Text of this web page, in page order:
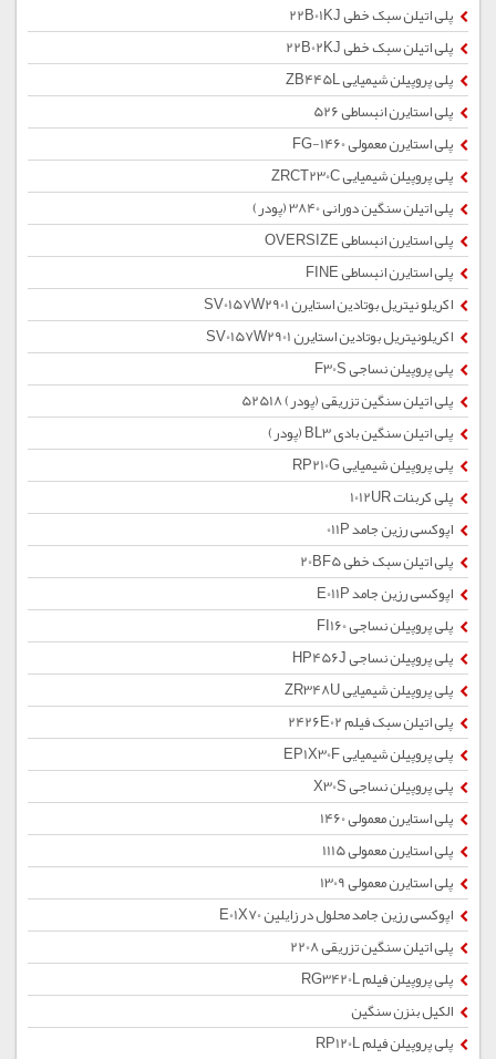
پلی اتیلن سبک خطی 22B01KJ
پلی اتیلن سبک خطی 22B02KJ
پلی پروپیلن شیمیایی ZB445L
پلی استایرن انبساطی 526
پلی استایرن معمولی 1460-FG
پلی پروپیلن شیمیایی ZRCT230C
پلی اتیلن سنگین دورانی 3840 (پودر)
پلی استایرن انبساطی OVERSIZE
پلی استایرن انبساطی FINE
اکریلو نیتریل بوتادین استایرن SV0157W2901
اکریلونیتریل بوتادین استایرن SV0157W2901
پلی پروپیلن نساجی F30S
پلی اتیلن سنگین تزریقی (پودر) 52518
پلی اتیلن سنگین بادی BL3 (پودر)
پلی پروپیلن شیمیایی RP210G
پلی کربنات 1012UR
اپوکسی رزین جامد 011P
پلی اتیلن سبک خطی 20BF5
اپوکسی رزین جامد E011P
پلی پروپیلن نساجی FI160
پلی پروپیلن نساجی HP456J
پلی پروپیلن شیمیایی ZR348U
پلی اتیلن سبک فیلم 2426E02
پلی پروپیلن شیمیایی EP1X30F
پلی پروپیلن نساجی X30S
پلی استایرن معمولی 1460
پلی استایرن معمولی 1115
پلی استایرن معمولی 1309
اپوکسی رزین جامد محلول در زایلین E01X70
پلی اتیلن سنگین تزریقی 2208
پلی پروپیلن فیلم RG3420L
الکیل بنزن سنگین
پلی پروپیلن فیلم RP120L